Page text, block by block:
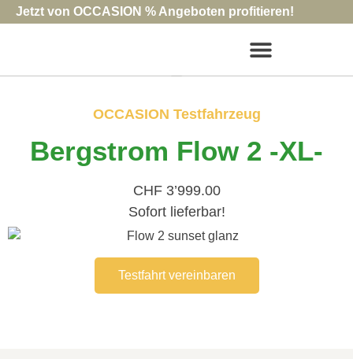
Jetzt von OCCASION % Angeboten profitieren!
OCCASION Testfahrzeug
Bergstrom Flow 2 -XL-
CHF 3’999.00
Sofort lieferbar!
Testfahrt vereinbaren